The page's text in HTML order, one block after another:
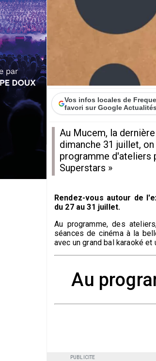
Vos infos locales de
favori sur Google Actualités
Au Mucem, la
dimanche 31 juillet,
programme d'ateliers
Superstars »
Rendez-vous autour de
du 27 au 31 juillet.
Au programme, des
séances de cinéma à la
avec un grand bal karaoké
Au
PUBLICITE